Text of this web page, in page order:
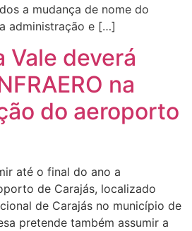
a mudança de nome do
administração e […]
Vale deverá
na
do aeroporto
até o final do ano a
de Carajás, localizado
de Carajás no município de
pretende também assumir a